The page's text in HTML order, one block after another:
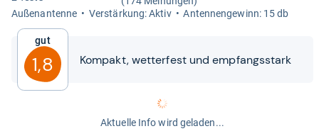
Außen­an­tenne
Ver­stär­kung: Aktiv Anten­nen­ge­winn: 15 db
Gut
1,8 Kom­pakt, wet­ter­fest und emp­fangs­stark
Aktuelle Info wird geladen...